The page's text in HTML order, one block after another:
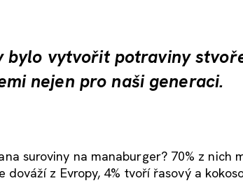
bylo vytvořit potraviny
nejen pro naši generaci.
suroviny na manaburger? 70% z nich
dováží z Evropy, 4% tvoří řasový a